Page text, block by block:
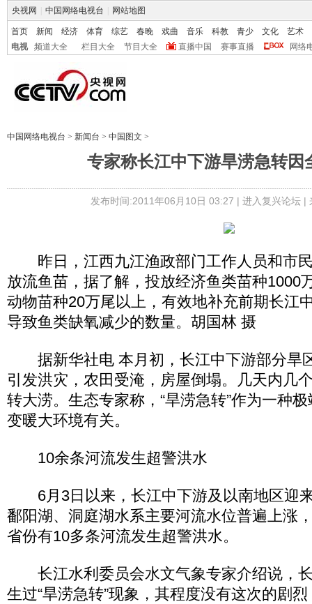
央视网 中国网络电视台 网站地图
首页 新闻 经济 体育 综艺 春晚 戏曲 音乐 科教 青少 文化
艺术
电视
频道大全 栏目大全 节目大全 直播中国 赛事直播 网络
中国网络电视台 > 新闻台 > 中国图文 >
专家称长江中下游旱涝急转因
发布时间:2011年06月10日 03:27 | 进入复兴论坛|
昨日，江西九江渔政部门工作人员和市
放流鱼苗，据了解，投放经济鱼类苗种1000
动物苗种20万尾以上，有效地补充前期长江
导致鱼类缺氧减少的数量。胡国林 摄
据新华社电 本月初，长江中下游部分旱
引发洪灾，农田受淹，房屋倒塌。几天内几
转大涝。生态专家称，“旱涝急转”作为一种
变暖大环境有关。
10余条河流发生超警洪水
6月3日以来，长江中下游及以南地区迎
鄱阳湖、洞庭湖水系主要河流水位普遍上涨
省份有10多条河流发生超警洪水。
长江水利委员会水文气象专家介绍说，
生过“旱涝急转”现象，其程度没有这次的剧